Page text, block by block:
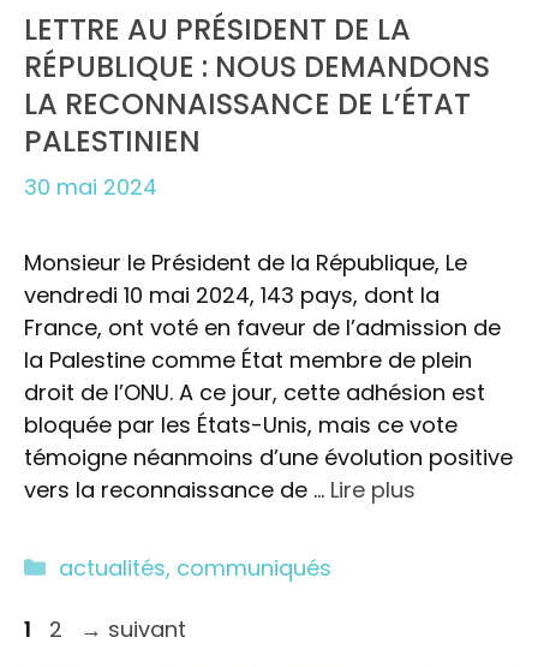
LETTRE AU PRÉSIDENT DE LA
RÉPUBLIQUE : NOUS DEMANDONS
LA RECONNAISSANCE DE L’ÉTAT
PALESTINIEN
30 mai 2024
Monsieur le Président de la République, Le
vendredi 10 mai 2024, 143 pays, dont la
France, ont voté en faveur de l’admission de
la Palestine comme État membre de plein
droit de l’ONU. A ce jour, cette adhésion est
bloquée par les États-Unis, mais ce vote
témoigne néanmoins d’une évolution positive
vers la reconnaissance de … Lire plus
Catégories
actualités, communiqués
Page
1 Page
2 → suivant